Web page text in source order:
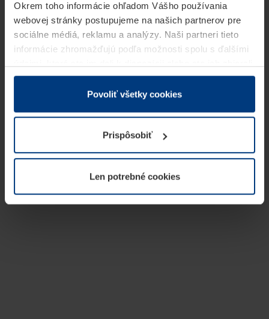
Okrem toho informácie ohľadom Vášho používania
webovej stránky postupujeme na našich partnerov pre
sociálne médiá, reklamu a analýzy. Naši partneri tieto
informácie zhromažďujú podľa možnosti spolu s ďalšími
v rámci Vášho využívania služieb.
Z právneho hľadiska môžeme cookies ukladať na Vašom
prevádzku tejto stránky. Pre všetky ostatné typy cookie
potrebujeme Vaše povolenie. Vaše povolenie môžete
kedykoľvek zmeniť alebo odvolať vo vysvetlení cookie
našej webovej stránky.
Povoliť všetky cookies
Prispôsobiť
Len potrebné cookies